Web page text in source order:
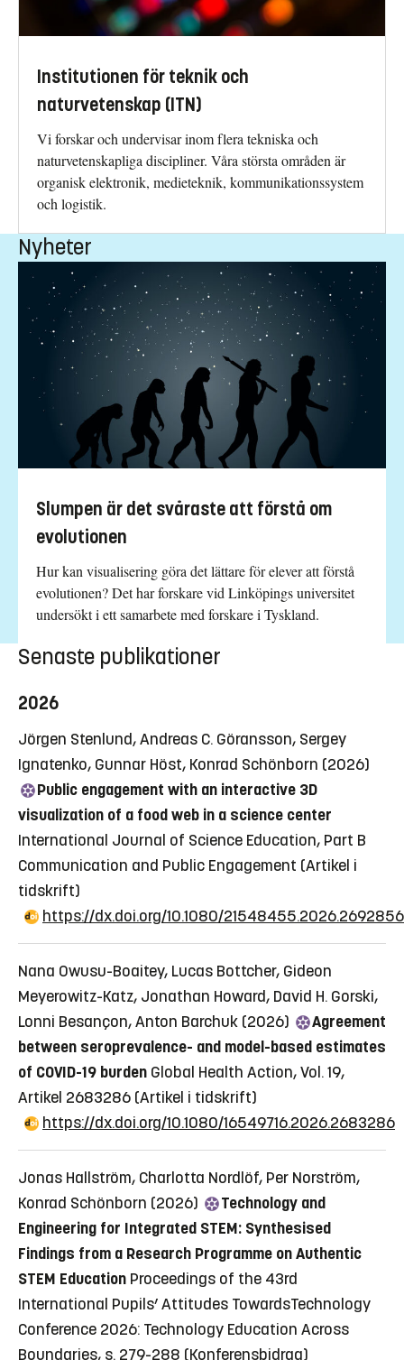
Institutionen för teknik och
naturvetenskap (ITN)
Vi forskar och undervisar inom flera tekniska och
naturvetenskapliga discipliner. Våra största områden är
organisk elektronik, medieteknik, kommunikationssystem
och logistik.
Nyheter
Slumpen är det svåraste att förstå om
evolutionen
Hur kan visualisering göra det lättare för elever att förstå
evolutionen? Det har forskare vid Linköpings universitet
undersökt i ett samarbete med forskare i Tyskland.
Senaste publikationer
2026
Jörgen Stenlund, Andreas C. Göransson, Sergey
Ignatenko, Gunnar Höst, Konrad Schönborn (2026)
Public engagement with an interactive 3D
visualization of a food web in a science center
International Journal of Science Education, Part B
Communication and Public Engagement (Artikel i
tidskrift)
https://dx.doi.org/10.1080/21548455.2026.2692856
Nana Owusu-Boaitey, Lucas Bottcher, Gideon
Meyerowitz-Katz, Jonathan Howard, David H. Gorski,
Lonni Besançon, Anton Barchuk (2026)
Agreement
between seroprevalence- and model-based estimates
of COVID-19 burden Global Health Action, Vol. 19,
Artikel 2683286 (Artikel i tidskrift)
https://dx.doi.org/10.1080/16549716.2026.2683286
Jonas Hallström, Charlotta Nordlöf, Per Norström,
Konrad Schönborn (2026)
Technology and
Engineering for Integrated STEM: Synthesised
Findings from a Research Programme on Authentic
STEM Education Proceedings of the 43rd
International Pupils’ Attitudes TowardsTechnology
Conference 2026: Technology Education Across
Boundaries, s. 279-288 (Konferensbidrag)